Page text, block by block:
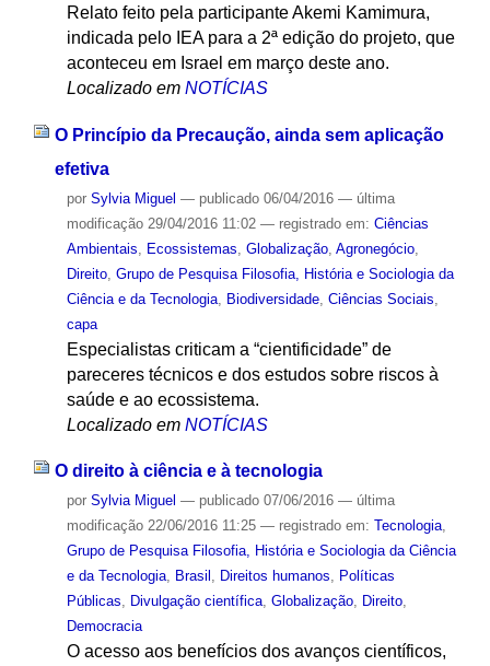
Relato feito pela participante Akemi Kamimura,
indicada pelo IEA para a 2ª edição do projeto, que
aconteceu em Israel em março deste ano.
Localizado em NOTÍCIAS
O Princípio da Precaução, ainda sem aplicação
efetiva
por Sylvia Miguel — publicado06/04/2016 — última
modificação29/04/2016 11:02 — registrado em: Ciências
Ambientais
Ecossistemas Globalização, Agronegócio,
Direito, Grupo de Pesquisa Filosofia, História e Sociologia da
Ciência e da Tecnologia, Biodiversidade, Ciências Sociais
capa
Especialistas criticam a “cientificidade” de
pareceres técnicos e dos estudos sobre riscos à
saúde e ao ecossistema.
Localizado em NOTÍCIAS
O direito à ciência e à tecnologia
por Sylvia Miguel — publicado07/06/2016 — última
modificação22/06/2016 11:25 — registrado em: Tecnologia,
Grupo de Pesquisa Filosofia, História e Sociologia da Ciência
e da Tecnologia, Brasil , Direitos humanos, Políticas
Públicas, Divulgação científica, Globalização, Direito,
Democracia
O acesso aos benefícios dos avanços científicos,